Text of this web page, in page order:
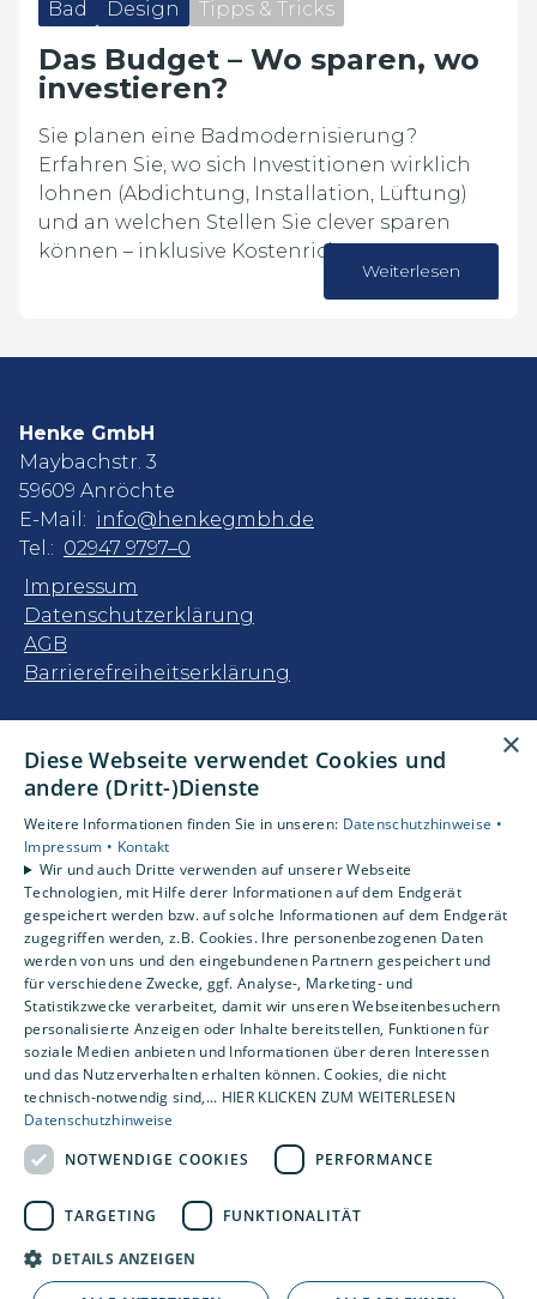
Bad Design Tipps & Tricks
Das Budget – Wo sparen, wo
investieren?
Sie planen eine Badmodernisierung?
Erfahren Sie, wo sich Investitionen wirklich
lohnen (Abdichtung, Installation, Lüftung)
und an welchen Stellen Sie clever sparen
können – inklusive Kostenrichtwerten.
Weiterlesen
Henke GmbH
Maybachstr. 3
59609 Anröchte
E-Mail: info@henkegmbh.de
Tel.: 02947 9797–0
Impressum
Datenschutzerklärung
AGB
Barrierefreiheitserklärung
Privatkunden
Gewerbekunden
Karriere
Unternehmen
Kontakt
Um externe HTML-Inhalte anzuzeigen,
benötigen wir Ihre Einwilligung.
Weitere Informationen finden Sie in unserer
Datenschutzerklärung.
Cookie-Einstellungen öffnen
×
Diese Webseite verwendet Cookies und
andere (Dritt-)Dienste
Weitere Informationen finden Sie in unseren: Datenschutzhinweise •
Impressum • Kontakt
Wir und auch Dritte verwenden auf unserer Webseite
Technologien, mit Hilfe derer Informationen auf dem Endgerät
gespeichert werden bzw. auf solche Informationen auf dem Endgerät
zugegriffen werden, z.B. Cookies. Ihre personenbezogenen Daten
werden von uns und den eingebundenen Partnern gespeichert und
für verschiedene Zwecke, ggf. Analyse-, Marketing- und
Statistikzwecke verarbeitet, damit wir unseren Webseitenbesuchern
personalisierte Anzeigen oder Inhalte bereitstellen, Funktionen für
soziale Medien anbieten und Informationen über deren Interessen
und das Nutzerverhalten erhalten können. Cookies, die nicht
technisch-notwendig sind,... HIER KLICKEN ZUM WEITERLESEN
Datenschutzhinweise
NOTWENDIGE COOKIES
PERFORMANCE
TARGETING FUNKTIONALITÄT
DETAILS ANZEIGEN